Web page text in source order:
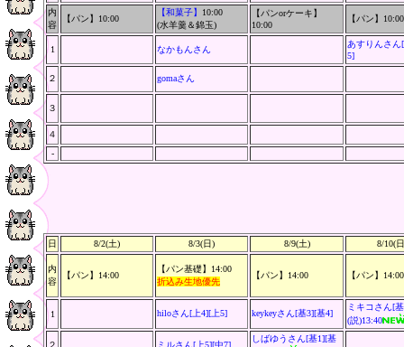
内
容
【パン】10:00
【和菓子】 10:00
(水羊羹＆錦玉)
【パンorケーキ】
10:00
【パン】10:00
1 なかもんさん
あすりんさん
5]
２ gomaさん
３
４
-
日 8/2(土) 8/3(日) 8/9(土) 8/10(
内
容
【パン】14:00
【パン基礎】14:00
折込み生地優先
【パン】14:00 【パン】
1 hiloさん[上4][上5] keykeyさん[基3][基4]
ミキコさん[
(説)13:40
２ ミルさん[上5][中7]
しばゆうさん[基1][基